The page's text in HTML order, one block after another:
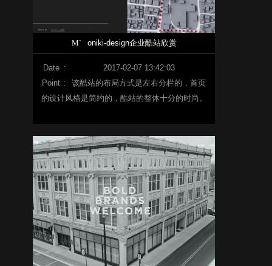
M` oniki-design企业酷站欣赏
Date :
2017-02-07 13:42:03
Point :
该酷站的布局方式是左右分栏的，首页
的设计风格是简约的，酷站的整体十分的时尚。